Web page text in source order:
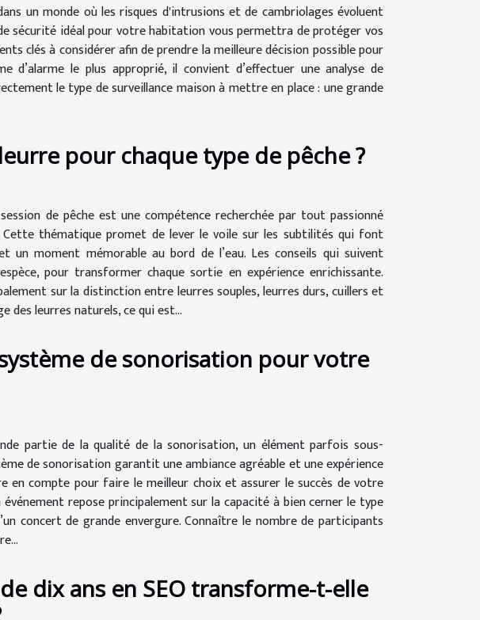
un monde où les risques d'intrusions et de cambriolages évoluent
sécurité idéal pour votre habitation vous permettra de protéger vos
clés à considérer afin de prendre la meilleure décision possible pour
d’alarme le plus approprié, il convient d’effectuer une analyse de
le type de surveillance maison à mettre en place : une grande
pour chaque type de pêche ?
de pêche est une compétence recherchée par tout passionné
Cette thématique promet de lever le voile sur les subtilités qui font
moment mémorable au bord de l’eau. Les conseils qui suivent
pour transformer chaque sortie en expérience enrichissante.
sur la distinction entre leurres souples, leurres durs, cuillers et
des leurres naturels, ce qui est...
de sonorisation pour votre
partie de la qualité de la sonorisation, un élément parfois sous-
de sonorisation garantit une ambiance agréable et une expérience
en compte pour faire le meilleur choix et assurer le succès de votre
repose principalement sur la capacité à bien cerner le type
concert de grande envergure. Connaître le nombre de participants
dix ans en SEO transforme-t-elle